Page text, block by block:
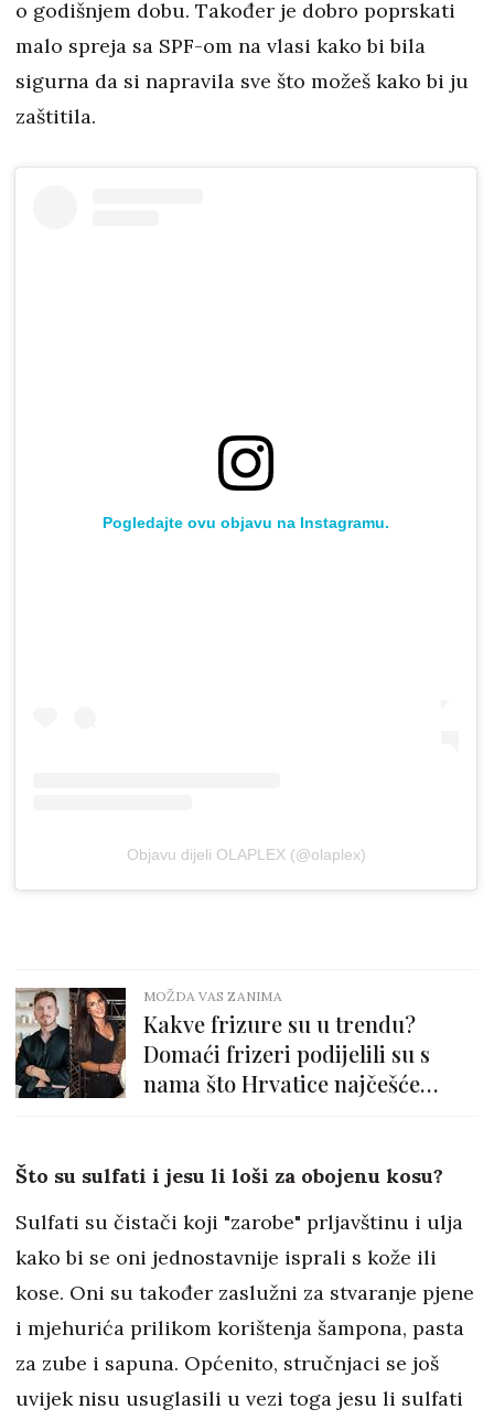
o godišnjem dobu. Također je dobro poprskati
malo spreja sa SPF-om na vlasi kako bi bila
sigurna da si napravila sve što možeš kako bi ju
zaštitila.
Pogledajte ovu objavu na Instagramu.
Objavu dijeli OLAPLEX (@olaplex)
MOŽDA VAS ZANIMA
Kakve frizure su u trendu?
Domaći frizeri podijelili su s
nama što Hrvatice najčešće
Što su sulfati i jesu li loši za obojenu kosu?
Sulfati su čistači koji "zarobe" prljavštinu i ulja
kako bi se oni jednostavnije isprali s kože ili
kose. Oni su također zaslužni za stvaranje pjene
i mjehurića prilikom korištenja šampona, pasta
za zube i sapuna. Općenito, stručnjaci se još
uvijek nisu usuglasili u vezi toga jesu li sulfati